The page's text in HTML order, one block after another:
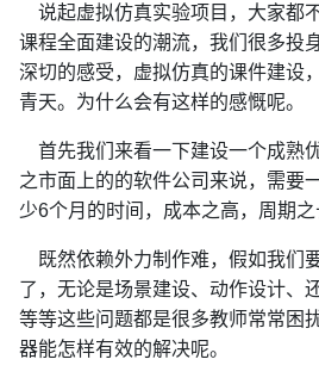
说起虚拟仿真实验项目，大家都
课程全面建设的潮流，我们很多投
深切的感受，虚拟仿真的课件建设
青天。为什么会有这样的感慨呢。
首先我们来看一下建设一个成熟
之市面上的的软件公司来说，需要
少6个月的时间，成本之高，周期之
既然依赖外力制作难，假如我们
了，无论是场景建设、动作设计、
等等这些问题都是很多教师常常困
器能怎样有效的解决呢。